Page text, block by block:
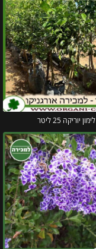
לימון יוריקה 25 ליטר